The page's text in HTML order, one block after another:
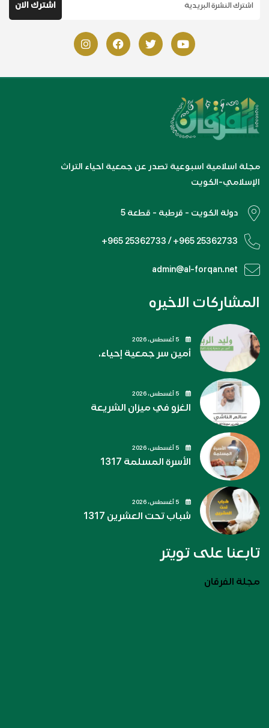
مجلة اسلامية اسبوعية تصدر عن جمعية احياء التراث
الإسلامي-الكويت
دولة الكويت - قرطبة - قطعة 5
+965 25362733 / +965 25362733
admin@al-forqan.net
المشاركات الاخيره
أمين سر جمعية إحياء.
الغزو في ميزان الشريعة
الأسرة المسلمة 1317
شباب تحت العشرين 1317
تابعنا على تويتر
مجلة الفرقان